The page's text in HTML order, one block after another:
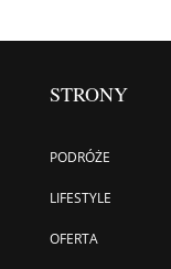
STRONY
PODRÓŻE
LIFESTYLE
OFERTA